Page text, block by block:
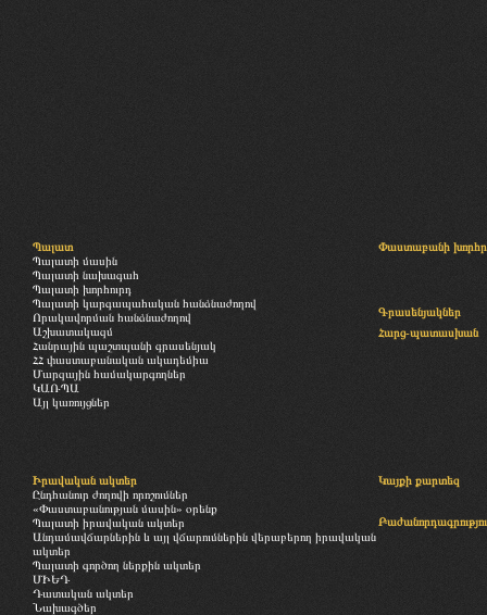
Պալատ
Պալատի մասին
Պալատի նախագահ
Պալատի խորհուրդ
Պալատի կարգապահական հանձնաժողով
Որակավորման հանձնաժողով
Աշխատակազմ
Հանրային պաշտպանի գրասենյակ
ՀՀ փաստաբանական ակադեմիա
Մարզային համակարգողներ
ԿԱՌՊԱ
Այլ կառույցներ
Փաստաբանի
Գրասենյակներ
Հարց-պատասխան
Իրավական ակտեր
Ընդհանուր ժողովի որոշումներ
«Փաստաբանության մասին» օրենք
Պալատի իրավական ակտեր
Անդամավճարներին և այլ վճարումներին վերաբերող իրավական
ակտեր
Պալատի գործող ներքին ակտեր
ՄԻԵԴ
Դատական ակտեր
Նախագծեր
Կայքի քարտեզ